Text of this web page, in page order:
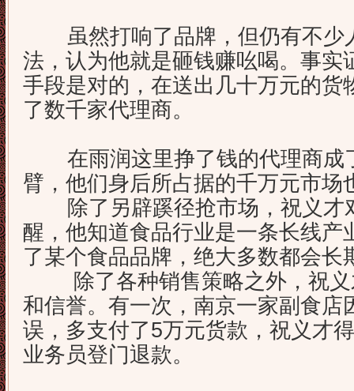
虽然打响了品牌，但仍有不少
法，认为他就是砸钱赚吆喝。事实
手段是对的，在送出几十万元的货
了数千家代理商。
在雨润这里挣了钱的代理商成
臂，他们身后所占据的千万元市场
除了另辟蹊径抢市场，祝义才
醒，他知道食品行业是一条长线产
了某个食品品牌，绝大多数都会长
除了各种销售策略之外，祝义
和信誉。有一次，南京一家副食店
误，多支付了5万元货款，祝义才
业务员登门退款。